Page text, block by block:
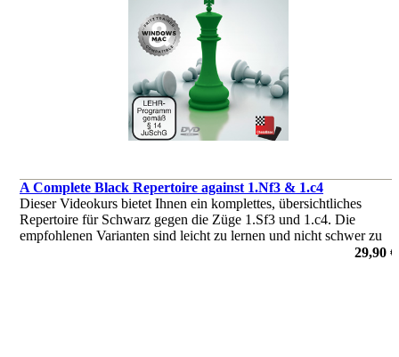
A Complete Black Repertoire against 1.Nf3 & 1.c4
Dieser Videokurs bietet Ihnen ein komplettes, übersichtliches
Repertoire für Schwarz gegen die Züge 1.Sf3 und 1.c4. Die
empfohlenen Varianten sind leicht zu lernen und nicht schwer zu
merken, stellen Weiß aber auch vor ernsthafte Herausforderungen.
29,90 €